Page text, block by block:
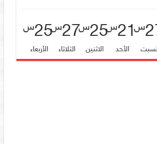
س21س
الأحد
25س
الاثنين
27س
الثلاثاء
25س
الأربعاء